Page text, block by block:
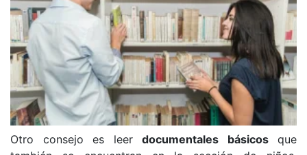
Otro consejo es leer documentales básicosque